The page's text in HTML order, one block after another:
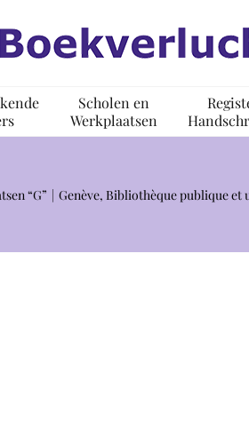
Scholen en
Werkplaatsen
“G” Genève, Bibliothèque publique et